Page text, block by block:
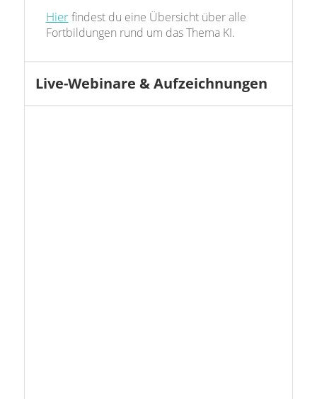
Hierfindest du eine Übersicht über alle
Fortbildungen rund um das Thema KI.
Live-Webinare & Aufzeichnungen